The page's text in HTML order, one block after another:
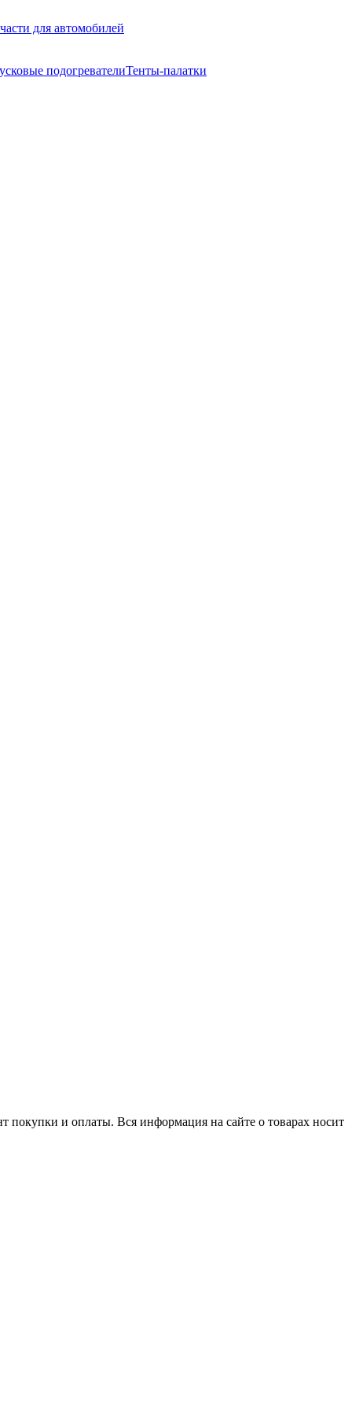
для автомобилей
подогревателиТенты-палатки
покупки и оплаты. Вся информация на сайте о товарах носит